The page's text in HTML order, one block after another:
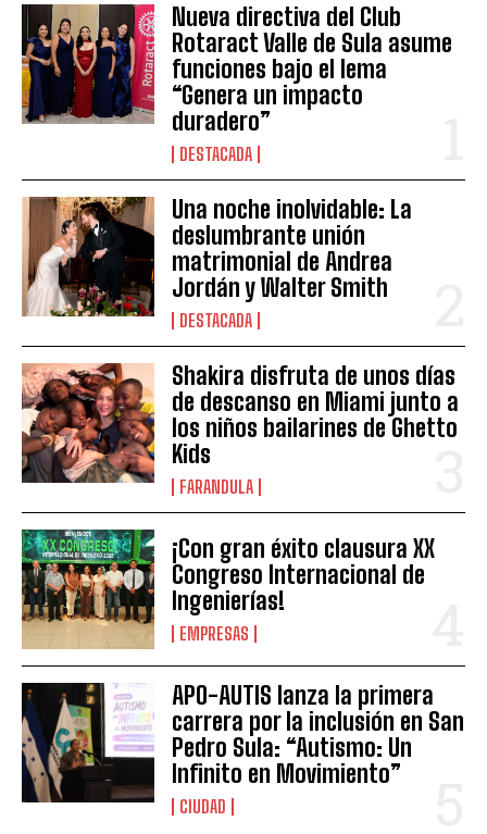
Nueva directiva del Club
Rotaract Valle de Sula asume
funciones bajo el lema
“Genera un impacto
duradero”
DESTACADA
Una noche inolvidable: La
deslumbrante unión
matrimonial de Andrea
Jordán y Walter Smith
DESTACADA
Shakira disfruta de unos días
de descanso en Miami junto a
los niños bailarines de Ghetto
Kids
FARANDULA
¡Con gran éxito clausura XX
Congreso Internacional de
Ingenierías!
EMPRESAS
APO-AUTIS lanza la primera
carrera por la inclusión en San
Pedro Sula: “Autismo: Un
Infinito en Movimiento”
CIUDAD